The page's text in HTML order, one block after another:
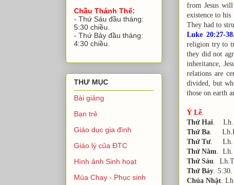
from Jesus
existence to
They had to
Luke 20:27-38.
religion try to
they did not
inheritance,
relations are
divided, but
those on earth
Ý Lễ
Thứ Hai . Lh.
Thứ Ba .
Thứ Tư. Lh.
Thứ Năm .
Thứ Sáu .
Thứ Bảy .
Chúa Nhật .
Chầu Thánh Thể:
- Thứ Sáu đầu tháng:
5:30 chiều.
- Thứ Bảy đầu tháng:
4:30 chiều.
THƯ MỤC
Bài giảng
Bạn trẻ
Giáo dục gia đình
Giáo lý của ĐTC
Hình ảnh Sinh hoạt
Mùa Chay - Phục sinh